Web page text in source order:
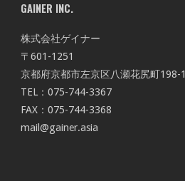
GAINER INC.
株式会社ゲイナー
〒601-1251
京都府京都市左京区八瀬花尻町198-1
TEL：075-744-3367
FAX：075-744-3368
mail@gainer.asia